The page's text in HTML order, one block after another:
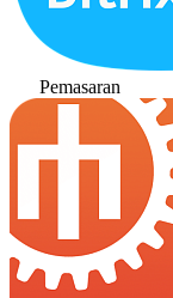
Pemasaran